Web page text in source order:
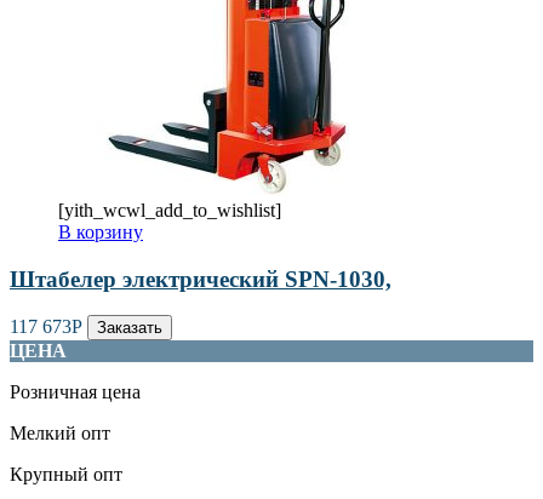
[yith_wcwl_add_to_wishlist]
В корзину
Штабелер электрический SPN-1030,
117 673Р Заказать
ЦЕНА
Розничная цена
Мелкий опт
Крупный опт